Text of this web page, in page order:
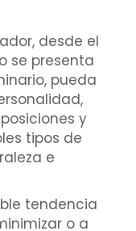
desde el
se presenta
pueda
y
tipos de
e
tendencia
o a